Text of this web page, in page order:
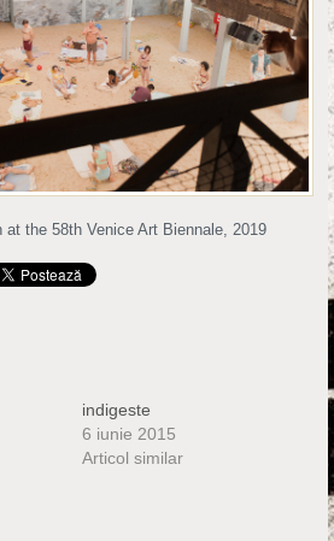
at the 58th Venice Art Biennale, 2019
indigeste
6 iunie 2015
Articol similar